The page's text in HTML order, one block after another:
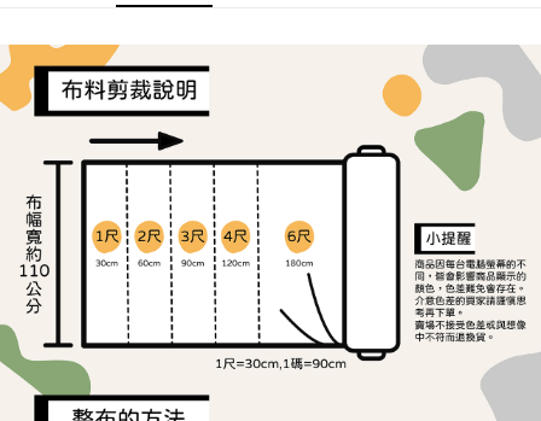
3.實際核准額度、可分期數及費用金額請依後續交易確認頁面所載為準。
4.訂單成立30分鐘內，如未前往確認交易或遇審核未通過，訂單將自動取
消。如遇「轉專審核」未通過狀況，表示未達大哥付你分期系統評分，恕無
法說明評估內容。
1.分期款項不併入電信帳單，「大哥付你分期」於每月結算日後寄送繳費提
2.透過簡訊連結打開帳單後，可選擇「超商條碼／台灣大直營門市／銀行轉
帳／街口支付／iPASS MONEY」等通路繳費。
【注意事項】
1.本服務係由「台灣大哥大股份有限公司」（以下簡稱本公司）所提供，讓
用戶於交易時，得透過本服務購買商品或服務，並由商店將買賣／分期付款
買賣價金債權讓與本公司後，依約使用本公司帳單繳交帳款。
2.基於同意付款使用「大哥付你分期」之契約關係目的，商店將以您的個人
資料（包含姓名、電話或地址）提供予台灣大哥大進項蒐集、處理及利用，
由本公司與您本人進行分期帳單所需資料之確認、核對及更正。
3.完整用戶服務條款，請詳閱以下連結：
【關於「AFTEE先享後付」】
便利好安心！
１．簡單：不需註冊會員、不需綁卡、不需儲值。
２．便利：只要手機號碼，簡訊認證，即可結帳。
３．安心：先確認商品／服務後，再付款。
【「AFTEE先享後付」結帳流程】
１．於結帳方式選擇「AFTEE先享後付」後，將跳轉至「AFTEE先享後付」
結帳頁面，進行簡訊認證並確認金額後，即可完成結帳。
２．訂單成立數日內，您將收到繳費通知簡訊。
３．收到繳費通知簡訊後14天內，點擊此簡訊中的連結，可透過四大超商／
ATM／網路銀行／等多元方式進行付款，方視為交易完成。
※ 請注意：結帳手續完成當下不需立刻繳費，但若您需要取消訂單，請聯絡
購買商品的店家。未經商家同意取消之訂單仍視為有效，需透過AFTEE先享
後付繳納相關費用。
※ 交易是否成功請以「AFTEE先享後付 」之結帳頁面顯示為準，若有關於
是否繳費成功／繳費後需取消欲退款等相關疑問，請聯繫「AFTEE先享後付
客戶支援中心」https://netprotections.freshdesk.com/support/home
運送方式
每筆NT$65，滿NT$1,500(含以上)免運費
7-11取貨付款
每筆NT$65，滿NT$1,500(含以上)免運費
宅配
每筆NT$150，滿NT$1,500(含以上)免運費
離島宅配
每筆NT$240